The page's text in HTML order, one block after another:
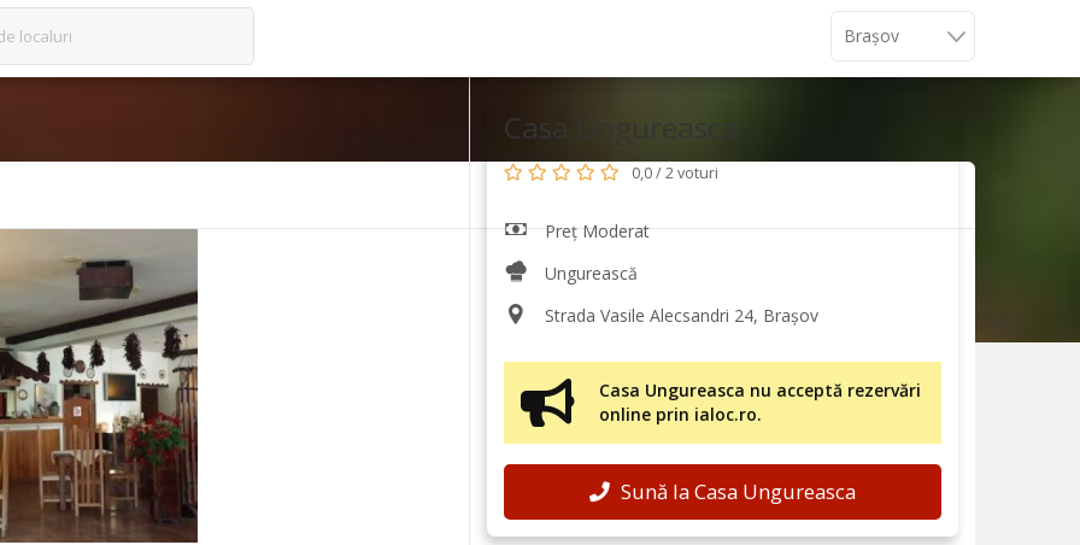
localuri
Casa Ungureasca
0,0 / 2 voturi
Preț Moderat
Ungurească
Strada Vasile Alecsandri 24, Brașov
Casa Ungureasca nu acceptă rezervări
online prin ialoc.ro.
Sună la Casa Ungureasca